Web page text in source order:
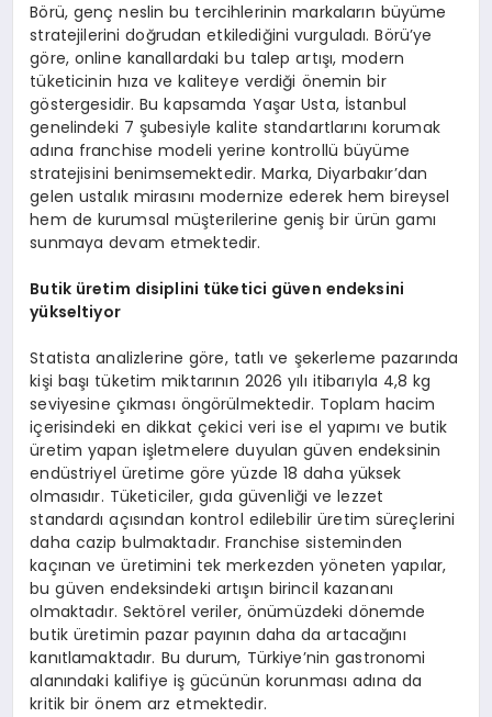
Börü, genç neslin bu tercihlerinin markaların büyüme
stratejilerini doğrudan etkilediğini vurguladı. Börü’ye
göre, online kanallardaki bu talep artışı, modern
tüketicinin hıza ve kaliteye verdiği önemin bir
göstergesidir. Bu kapsamda Yaşar Usta, İstanbul
genelindeki 7 şubesiyle kalite standartlarını korumak
adına franchise modeli yerine kontrollü büyüme
stratejisini benimsemektedir. Marka, Diyarbakır’dan
gelen ustalık mirasını modernize ederek hem bireysel
hem de kurumsal müşterilerine geniş bir ürün gamı
sunmaya devam etmektedir.
Butik üretim disiplini tüketici güven endeksini
yükseltiyor
Statista analizlerine göre, tatlı ve şekerleme pazarında
kişi başı tüketim miktarının 2026 yılı itibarıyla 4,8 kg
seviyesine çıkması öngörülmektedir. Toplam hacim
içerisindeki en dikkat çekici veri ise el yapımı ve butik
üretim yapan işletmelere duyulan güven endeksinin
endüstriyel üretime göre yüzde 18 daha yüksek
olmasıdır. Tüketiciler, gıda güvenliği ve lezzet
standardı açısından kontrol edilebilir üretim süreçlerini
daha cazip bulmaktadır. Franchise sisteminden
kaçınan ve üretimini tek merkezden yöneten yapılar,
bu güven endeksindeki artışın birincil kazananı
olmaktadır. Sektörel veriler, önümüzdeki dönemde
butik üretimin pazar payının daha da artacağını
kanıtlamaktadır. Bu durum, Türkiye’nin gastronomi
alanındaki kalifiye iş gücünün korunması adına da
kritik bir önem arz etmektedir.